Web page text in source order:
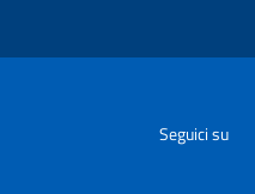
Seguici su